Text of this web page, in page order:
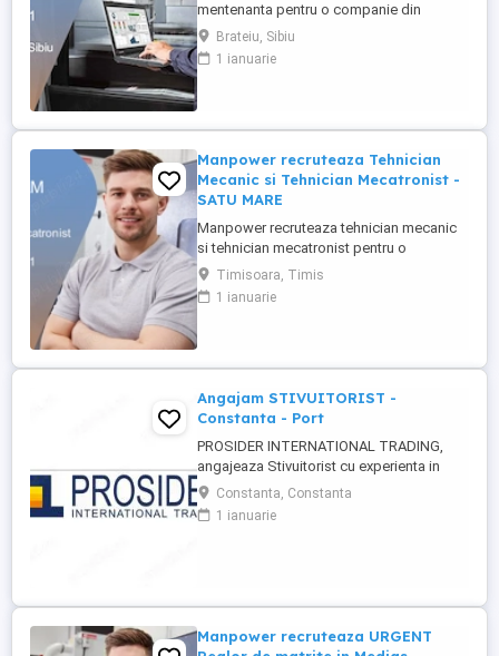
mentenanta pentru o companie din
Medias unde principala activitate este
fabricarea de piese si accesorii pentru
autovehicule(se produc componente din
subansamble pentru industria auto).
Brateiu, Sibiu
1 ianuarie
Manpower recruteaza Tehnician
Mecanic si Tehnician Mecatronist -
SATU MARE
Manpower recruteaza tehnician mecanic
si tehnician mecatronist pentru o
companie din Satu Mare(asigura
relocare)care este specializata în
producția de sisteme electrice și cablaje
moderne. Responsabilitati: - Instalarea ...
Timisoara, Timis
1 ianuarie
Angajam STIVUITORIST -
Constanta - Port
PROSIDER INTERNATIONAL TRADING,
angajeaza Stivuitorist cu experienta in
depozitul de produse metalurgice din
Constanta Incinta Port Dana 34. Descriere
post: Incarcarea sau descarcarea
Constanta, Constanta
1 ianuarie
Manpower recruteaza URGENT